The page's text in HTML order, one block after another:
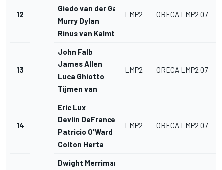
12
Giedo van der Garde
Murry Dylan
Rinus van Kalmthout
LMP2 ORECA LMP2 07
13
John Falb
James Allen
Luca Ghiotto
Tijmen van
LMP2 ORECA LMP2 07
14
Eric Lux
Devlin DeFrancesco
Patricio O'Ward
Colton Herta
LMP2 ORECA LMP2 07
Dwight Merriman